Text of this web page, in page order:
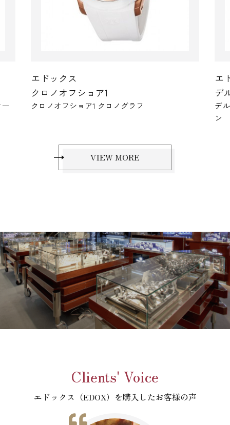
エドックス
デルフィン
デルフィン フリート 1650 リミテッドエディショ
エ
グ
グ
ッ
VIEW MORE
Clients' Voice
エドックス（EDOX）を購入したお客様の声